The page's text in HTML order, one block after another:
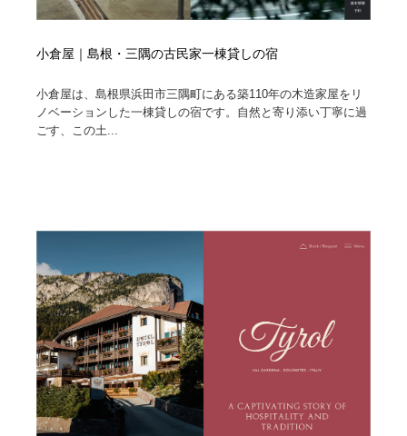
小倉屋｜島根・三隅の古民家一棟貸しの宿
小倉屋は、島根県浜田市三隅町にある築110年の木造家屋をリ
ノベーションした一棟貸しの宿です。自然と寄り添い丁寧に過
ごす、この土...